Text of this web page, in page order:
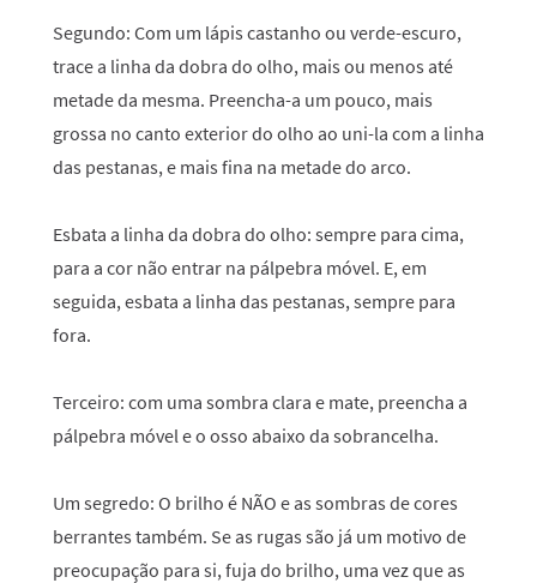
Segundo: Com um lápis castanho ou verde-escuro,
trace a linha da dobra do olho, mais ou menos até
metade da mesma. Preencha-a um pouco, mais
grossa no canto exterior do olho ao uni-la com a linha
das pestanas, e mais fina na metade do arco.
Esbata a linha da dobra do olho: sempre para cima,
para a cor não entrar na pálpebra móvel. E, em
seguida, esbata a linha das pestanas, sempre para
fora.
Terceiro: com uma sombra clara e mate, preencha a
pálpebra móvel e o osso abaixo da sobrancelha.
Um segredo: O brilho é NÃO e as sombras de cores
berrantes também. Se as rugas são já um motivo de
preocupação para si, fuja do brilho, uma vez que as